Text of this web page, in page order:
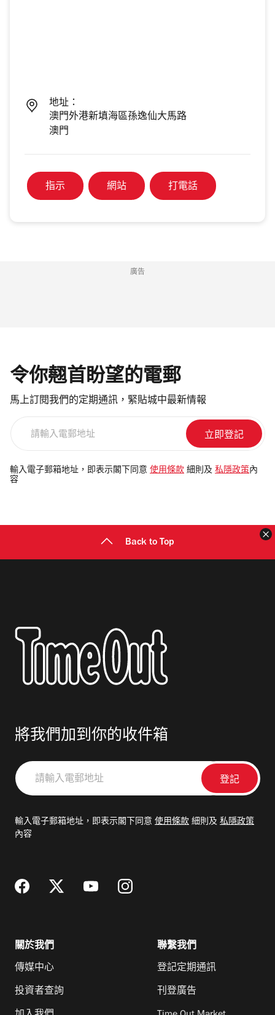
地址：
澳門外港新填海區孫逸仙大馬路
澳門
指示 網站 打電話
廣告
令你翹首盼望的電郵
馬上訂閱我們的定期通訊，緊貼城中最新情報
電
郵
輸入電子郵箱地址，即表示閣下同意 使用條款 細則及 私隱政策 內
容
Back to Top
將我們加到你的收件箱
請
輸
郵
輸入電子郵箱地址，即表示閣下同意 使用條款 細則及 私隱政策
內容
關於我們
傳媒中心
投資者查詢
聯繫我們
登記定期通訊
刊登廣告